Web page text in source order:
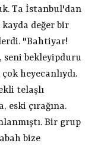
Ta İstanbul'dan
kayda değer bir
"Bahtiyar!
seni bekleyipduru
heyecanlıydı.
telaşlı
eski çırağına.
Bir grup
bize